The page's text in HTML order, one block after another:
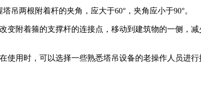
两根附着杆的夹角，应大于60°，夹角应小于90°。
附着箍的支撑杆的连接点，移动到建筑物的一侧，
用时，可以选择一些熟悉塔吊设备的老操作人员进行